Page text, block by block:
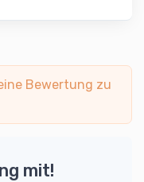
Bewertung zu
mit!